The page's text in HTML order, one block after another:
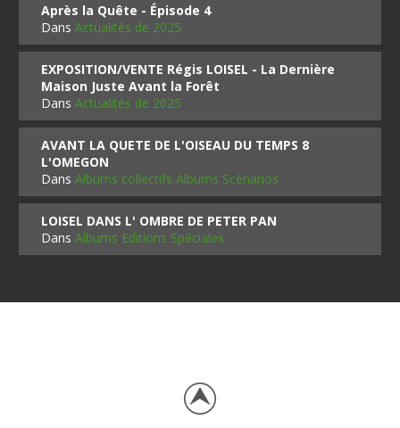
Après la Quête - Épisode 4
DansActualités de 2025
EXPOSITION/VENTE Régis LOISEL - La Dernière
Maison Juste Avant la Forêt
DansActualités de 2025
AVANT LA QUETE DE L'OISEAU DU TEMPS 8
L'OMEGON
DansAlbums collectifs Albums Scénarios
LOISEL DANS L' OMBRE DE PETER PAN
DansAlbums Editions Spéciales